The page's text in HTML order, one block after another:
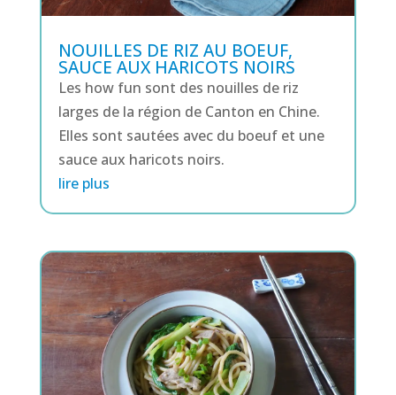
NOUILLES DE RIZ AU BOEUF,
SAUCE AUX HARICOTS NOIRS
Les how fun sont des nouilles de riz
larges de la région de Canton en Chine.
Elles sont sautées avec du boeuf et une
sauce aux haricots noirs.
lire plus